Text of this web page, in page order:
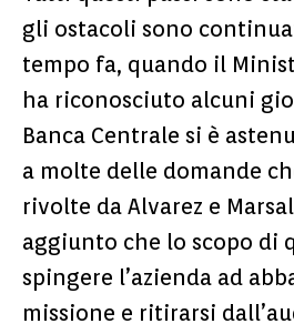
gli ostacoli sono
tempo fa, quando il
ha riconosciuto alcuni
Banca Centrale si è
a molte delle domande
rivolte da Alvarez e
aggiunto che lo scopo di
spingere l’azienda ad
missione e ritirarsi